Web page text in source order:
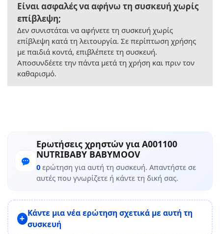
Είναι ασφαλές να αφήνω τη συσκευή χωρίς
επίβλεψη;
Δεν συνιστάται να αφήνετε τη συσκευή χωρίς
επίβλεψη κατά τη λειτουργία. Σε περίπτωση χρήσης
με παιδιά κοντά, επιβλέπετε τη συσκευή.
Αποσυνδέετε την πάντα μετά τη χρήση και πριν τον
καθαρισμό.
Ερωτήσεις χρηστών για A001100
NUTRIBABY BABYMOOV
0 ερώτηση για αυτή τη συσκευή. Απαντήστε σε
αυτές που γνωρίζετε ή κάντε τη δική σας.
Κάντε μια νέα ερώτηση σχετικά με αυτή τη
συσκευή